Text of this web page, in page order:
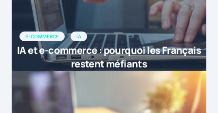
E-COMMERCE IA
IA et e-commerce : pourquoi les Français
restent méfiants